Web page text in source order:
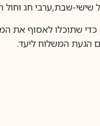
שתוכלו לאסוף את
הגעת המשלוח ליעד.